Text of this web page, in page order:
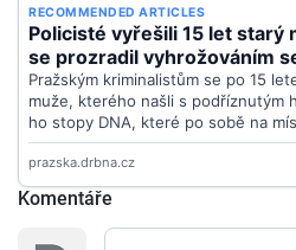
Komentáře